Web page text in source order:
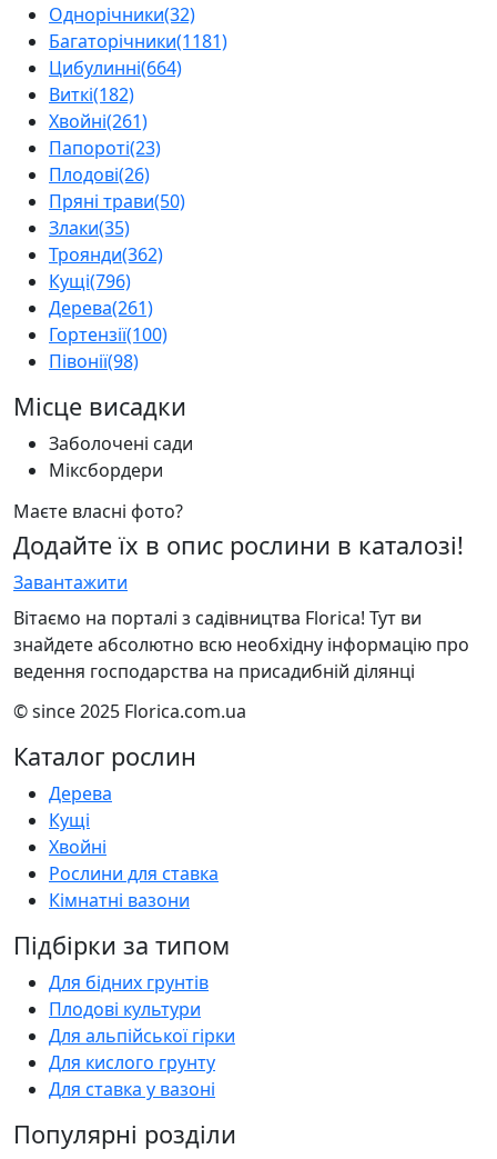
Однорічники(32)
Багаторічники(1181)
Цибулинні(664)
Виткі(182)
Хвойні(261)
Папороті(23)
Плодові(26)
Пряні трави(50)
Злаки(35)
Троянди(362)
Кущі(796)
Дерева(261)
Гортензії(100)
Півонії(98)
Місце висадки
Заболочені сади
Міксбордери
Маєте власні фото?
Додайте їх в опис рослини в каталозі!
Завантажити
Вітаємо на порталі з садівництва Florica! Тут ви
знайдете абсолютно всю необхідну інформацію про
ведення господарства на присадибній ділянці
© since 2025 Florica.com.ua
Каталог рослин
Дерева
Кущі
Хвойні
Рослини для ставка
Кімнатні вазони
Підбірки за типом
Для бідних грунтів
Плодові культури
Для альпійської гірки
Для кислого грунту
Для ставка у вазоні
Популярні розділи